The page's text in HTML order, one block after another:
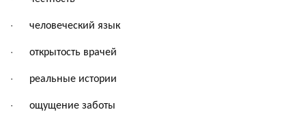
· человеческий язык
· открытость врачей
· реальные истории
· ощущение заботы